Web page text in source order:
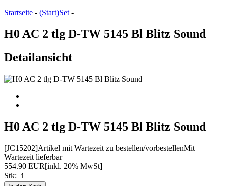
Startseite - (Start)Set -
H0 AC 2 tlg D-TW 5145 Bl Blitz Sound
Detailansicht
H0 AC 2 tlg D-TW 5145 Bl Blitz Sound
[JC15202]Artikel mit Wartezeit zu bestellen/vorbestellenMit
Wartezeit lieferbar
554.90 EUR[inkl. 20% MwSt]
Stk: